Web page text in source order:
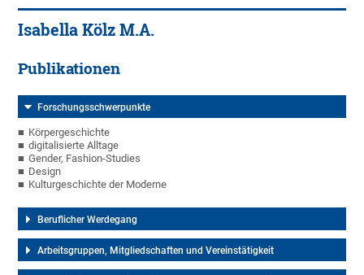
Isabella Kölz M.A.
Publikationen
Forschungsschwerpunkte
Körpergeschichte
digitalisierte Alltage
Gender, Fashion-Studies
Design
Kulturgeschichte der Moderne
Beruflicher Werdegang
Arbeitsgruppen, Mitgliedschaften und Vereinstätigkeit